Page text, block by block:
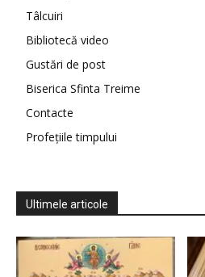
Tâlcuiri
Bibliotecă video
Gustări de post
Biserica Sfinta Treime
Contacte
Profețiile timpului
Ultimele articole